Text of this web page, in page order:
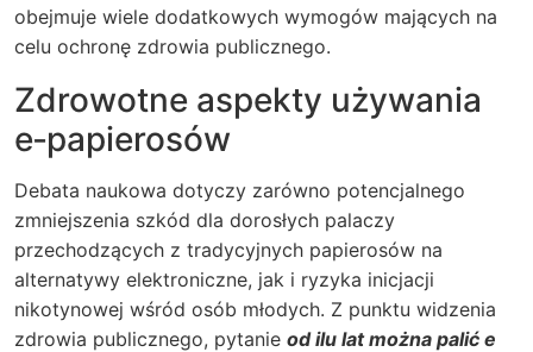
obejmuje wiele dodatkowych wymogów mających na
celu ochronę zdrowia publicznego.
Zdrowotne aspekty używania
e‑papierosów
Debata naukowa dotyczy zarówno potencjalnego
zmniejszenia szkód dla dorosłych palaczy
przechodzących z tradycyjnych papierosów na
alternatywy elektroniczne, jak i ryzyka inicjacji
nikotynowej wśród osób młodych. Z punktu widzenia
zdrowia publicznego, pytanie od ilu lat można palić e